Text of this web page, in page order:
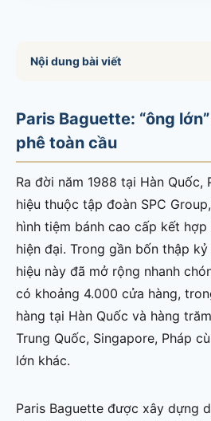
Nội dung bài viết
Paris Baguette: “ông
phê toàn cầu
Ra đời năm 1988 tại Hàn Quốc,
hiệu thuộc tập đoàn SPC
hình tiệm bánh cao cấp kết
hiện đại. Trong gần bốn thập
hiệu này đã mở rộng nhanh
có khoảng 4.000 cửa hàng,
hàng tại Hàn Quốc và hàng
Trung Quốc, Singapore, Pháp
lớn khác.
Paris Baguette được xây dựng